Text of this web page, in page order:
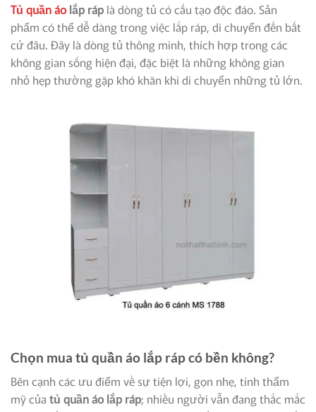
Tủ quần áolắp ráp là dòng tủ có cấu tạo độc đáo. Sản
phẩm có thể dễ dàng trong việc lắp ráp, di chuyển đến bất
cứ đâu. Đây là dòng tủ thông minh, thích hợp trong các
không gian sống hiện đại, đặc biệt là những không gian
nhỏ hẹp thường gặp khó khăn khi di chuyển những tủ lớn.
Chọn mua tủ quần áo lắp ráp có bền không?
Bên cạnh các ưu điểm về sự tiện lợi, gọn nhẹ, tính thẩm
mỹ của tủ quần áo lắp ráp; nhiều người vẫn đang thắc mắc